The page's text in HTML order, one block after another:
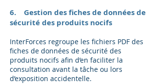
6. Gestion des fiches de données de
sécurité des produits nocifs
InterForces regroupe les fichiers PDF des
fiches de données de sécurité des
produits nocifs afin d’en faciliter la
consultation avant la tâche ou lors
d’exposition accidentelle.